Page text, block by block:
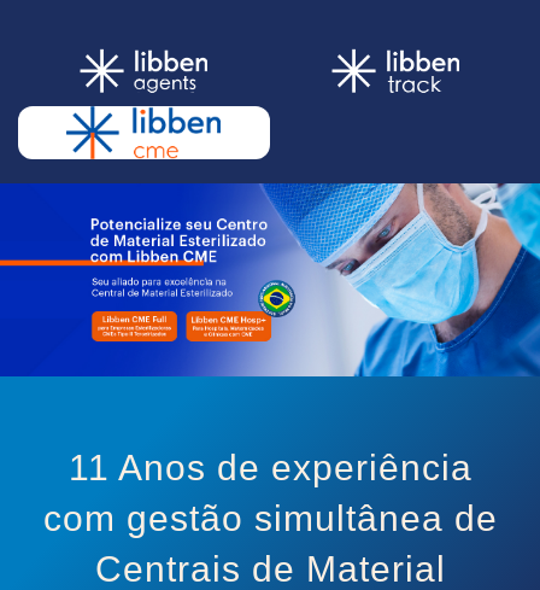
11 Anos de experiência
com gestão simultânea de
Centrais de Material